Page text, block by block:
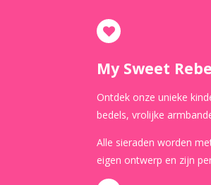
My Sweet
Ontdek onze unieke
bedels, vrolijke
Alle sieraden worden
eigen ontwerp en zijn